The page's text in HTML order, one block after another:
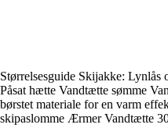
Størrelsesguide Skijakke:
Påsat hætte Vandtætte sømme
børstet materiale for en varm
skipaslomme Ærmer Vandtætte